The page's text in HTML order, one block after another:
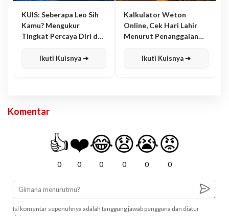
KUIS: Seberapa Leo Sih
Kamu? Mengukur
Tingkat Percaya Diri dan
Ikuti Kuisnya ➔
Kalkulator Weton
Online, Cek Hari Lahir
Menurut Penanggalan
Ikuti Kuisnya ➔
Komentar
👍
0
❤️
0
😂
0
😧
0
😭
0
😡
0
Isi komentar sepenuhnya adalah tanggung jawab pengguna dan diatur